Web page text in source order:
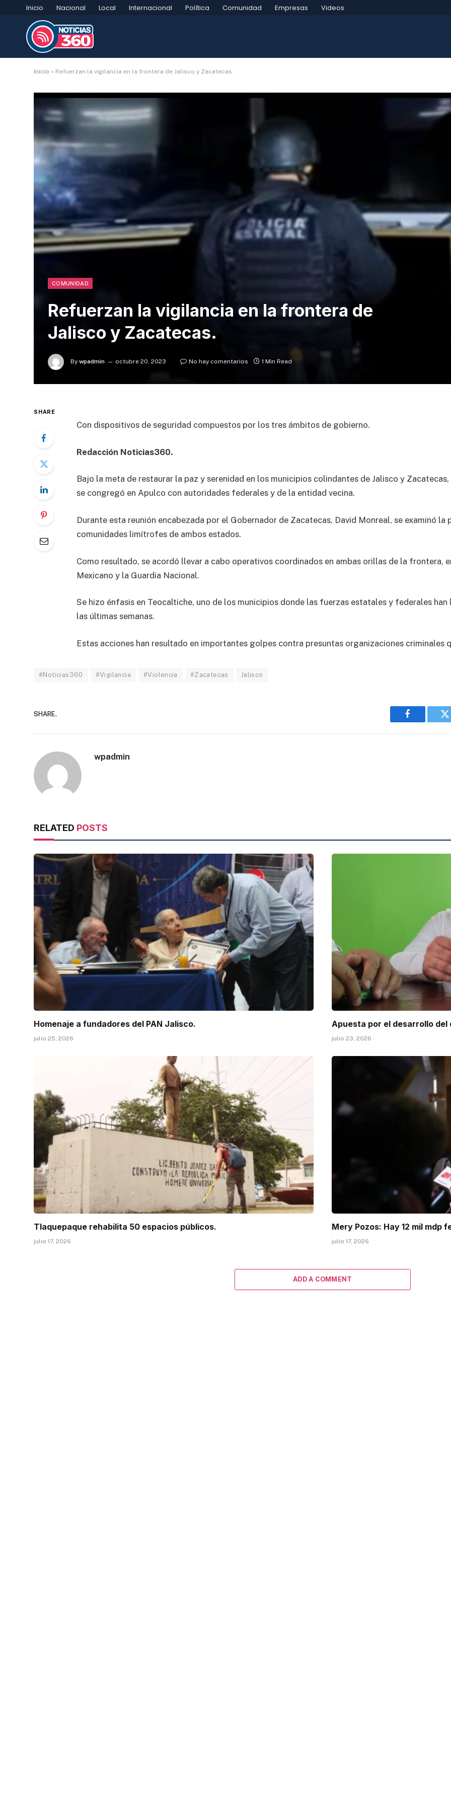
Inicio Nacional Local Internacional Política Comunidad Empresas Videos
Inicio » Refuerzan la vigilancia en la frontera de Jalisco y Zacatecas.
COMUNIDAD
Refuerzan la vigilancia en la frontera de
Jalisco y Zacatecas.
By wpadmin octubre 20, 2023 No hay comentarios 1 Min Read
SHARE
Con dispositivos de seguridad compuestos por los tres ámbitos de gobierno.
Redacción Noticias360.
Bajo la meta de restaurar la paz y serenidad en los municipios colindantes de Jalisco y
se congregó en Apulco con autoridades federales y de la entidad vecina.
Durante esta reunión encabezada por el Gobernador de Zacatecas, David Monreal, se examinó
comunidades limítrofes de ambos estados.
Como resultado, se acordó llevar a cabo operativos coordinados en ambas orillas de la frontera,
Mexicano y la Guardia Nacional.
Se hizo énfasis en Teocaltiche, uno de los municipios donde las fuerzas estatales y federales
las últimas semanas.
Estas acciones han resultado en importantes golpes contra presuntas organizaciones criminales
#Noticias360 #Vigilancia #Violencia #Zacatecas Jalisco
SHARE.
Facebook
wpadmin
RELATED POSTS
Homenaje a fundadores del PAN Jalisco.
julio 25, 2026
Apuesta por el desarrollo
julio 23, 2026
Tlaquepaque rehabilita 50 espacios públicos.
julio 17, 2026
Mery Pozos: Hay 12 mil mdp
julio 17, 2026
ADD A COMMENT